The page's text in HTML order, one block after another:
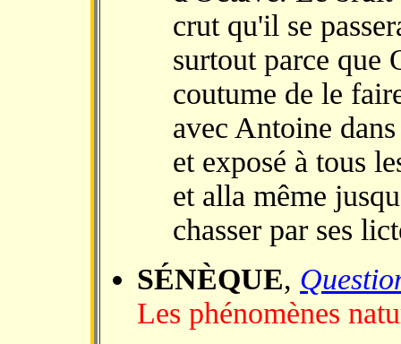
crut qu'il se
surtout parce que
coutume de le
avec Antoine
et exposé à tous
et alla même
chasser par ses
SÉNÈQUE,
Les phénomènes